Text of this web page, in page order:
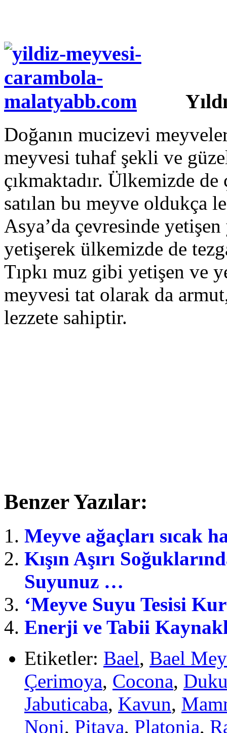
Doğanın mucizevi
meyvesi tuhaf şekli ve
çıkmaktadır. Ülkemizde
satılan bu meyve oldukça
Asya’da çevresinde
yetişerek ülkemizde de
Tıpkı muz gibi yetişen ve
meyvesi tat olarak da
lezzete sahiptir.
Benzer Yazılar:
Meyve ağaçları sıcak
Kışın Aşırı
Suyunuz …
‘Meyve Suyu Tesisi
Enerji ve Tabii
Etiketler: Bael, Bael
Çerimoya, Cocona,
Jabuticaba, Kavun,
Noni, Pitaya, Platonia,